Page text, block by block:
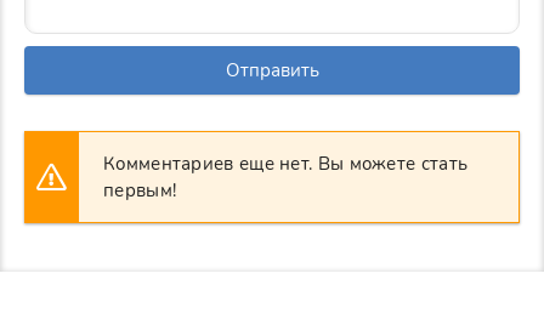
Отправить
Комментариев еще нет. Вы можете стать
первым!